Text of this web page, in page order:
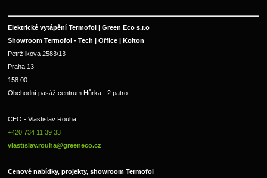
Elektrické vytápění Termofol | Green Eco s.r.o
Showroom Termofol - Tech | Office | Kolton
Petržílkova 2583/13
Praha 13
158 00
Obchodní pasáž centrum Hůrka - 2.patro
CEO - Vlastislav Rouha
+420 734 11 39 33
vlastislav.rouha@greeneco.cz
Cenové nabídky, projekty, showroom Termofol